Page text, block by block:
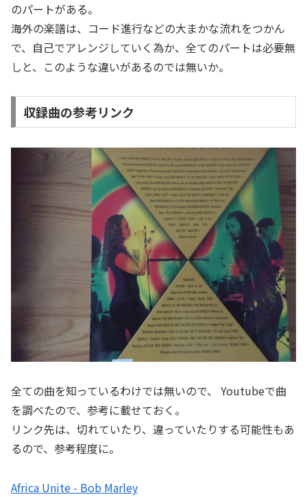
のパートがある。
海外の楽譜は、コード進行などの大まかな流れをつかん
で、自己でアレンジしていく為か、全てのパートは必要無
しと、このような違いがあるのでは無いか。
収録曲の参考リンク
全ての曲を知っているわけでは無いので、 Youtubeで曲
を調べたので、参考に載せておく。
リンク先は、切れていたり、違っていたりする可能性もあ
るので、参考程度に。
Africa Unite - Bob Marley